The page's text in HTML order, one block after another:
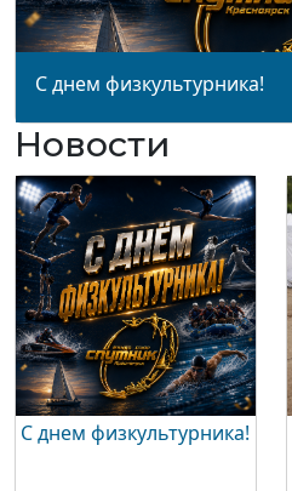
С днем физкультурника!
Новости
С днем физкультурника!